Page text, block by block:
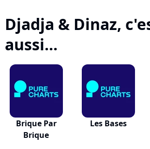
Djadja & Dinaz,
aussi...
Brique Par
Brique
Les Bases